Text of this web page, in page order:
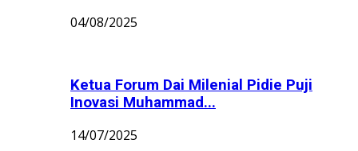
04/08/2025
Ketua Forum Dai Milenial Pidie Puji
Inovasi Muhammad...
14/07/2025